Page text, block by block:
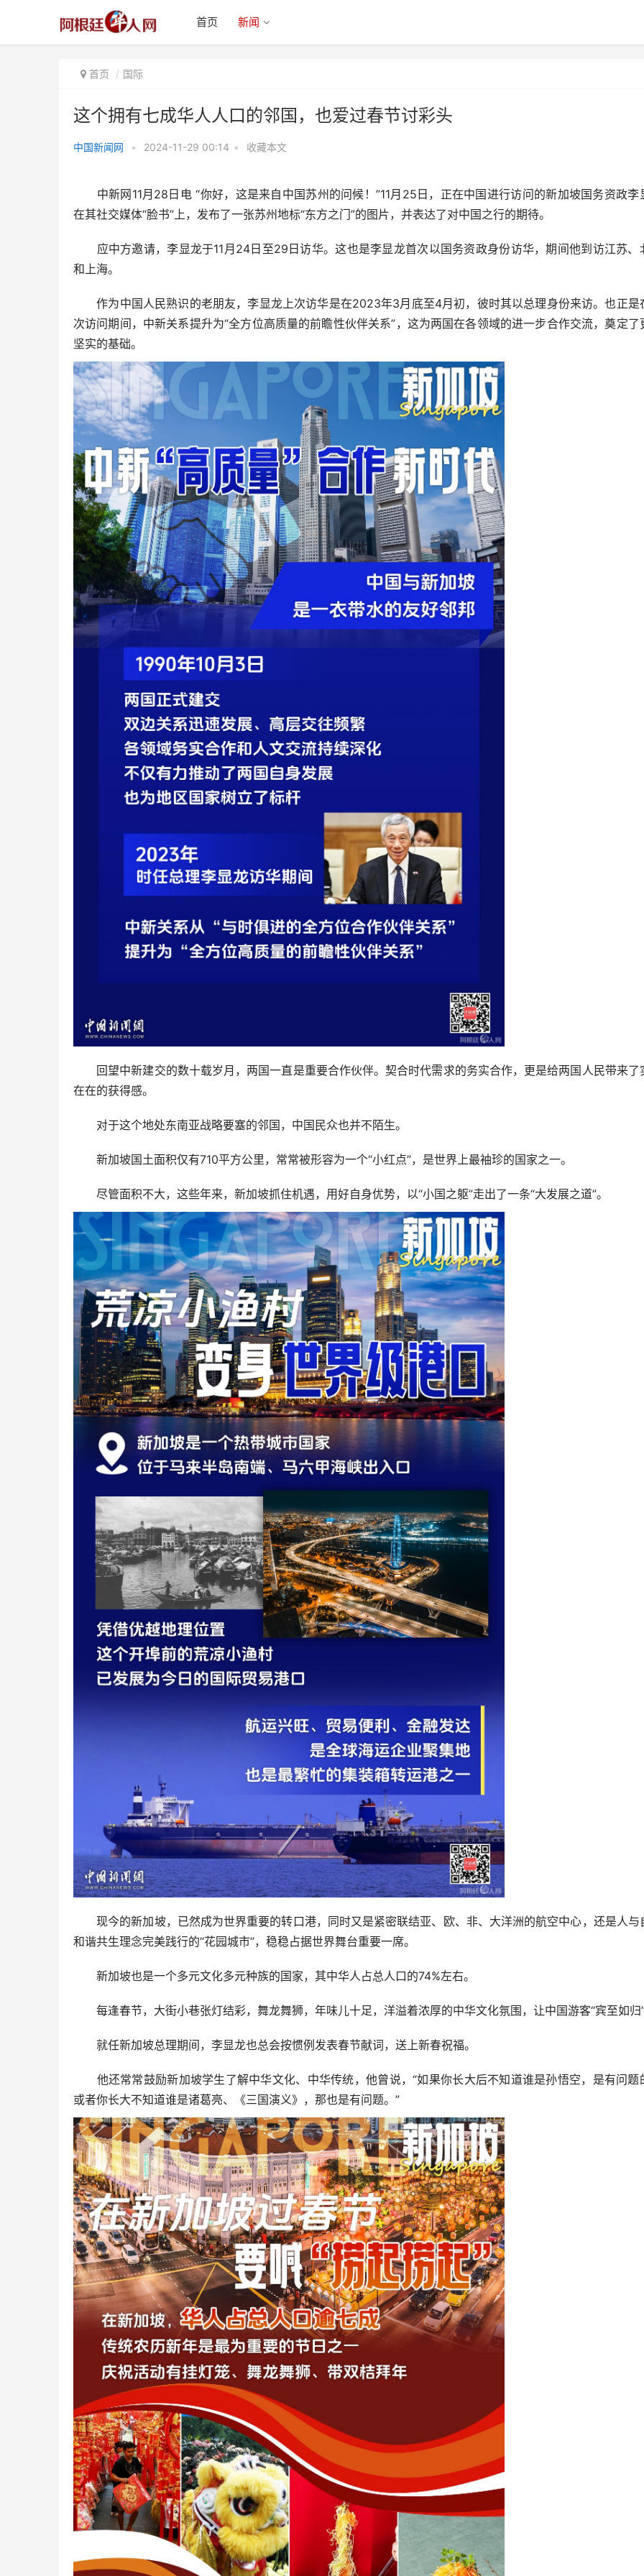
首页 新闻
首页 国际
这个拥有七成华人人口的邻国，也爱过春节讨彩头
中国新闻网 • 2024-11-29 00:14 • 收藏本文
中新网11月28日电 “你好，这是来自中国苏州的问候！”11月25日，正在中国进行访问的新加坡国务资政李
在其社交媒体“脸书”上，发布了一张苏州地标“东方之门”的图片，并表达了对中国之行的期待。
应中方邀请，李显龙于11月24日至29日访华。这也是李显龙首次以国务资政身份访华，期间他到访江苏、
和上海。
作为中国人民熟识的老朋友，李显龙上次访华是在2023年3月底至4月初，彼时其以总理身份来访。也正是
次访问期间，中新关系提升为“全方位高质量的前瞻性伙伴关系”，这为两国在各领域的进一步合作交流，奠定了
坚实的基础。
回望中新建交的数十载岁月，两国一直是重要合作伙伴。契合时代需求的务实合作，更是给两国人民带来了
在在的获得感。
对于这个地处东南亚战略要塞的邻国，中国民众也并不陌生。
新加坡国土面积仅有710平方公里，常常被形容为一个“小红点”，是世界上最袖珍的国家之一。
尽管面积不大，这些年来，新加坡抓住机遇，用好自身优势，以“小国之躯”走出了一条“大发展之道”。
现今的新加坡，已然成为世界重要的转口港，同时又是紧密联结亚、欧、非、大洋洲的航空中心，还是人与
和谐共生理念完美践行的“花园城市”，稳稳占据世界舞台重要一席。
新加坡也是一个多元文化多元种族的国家，其中华人占总人口的74%左右。
每逢春节，大街小巷张灯结彩，舞龙舞狮，年味儿十足，洋溢着浓厚的中华文化氛围，让中国游客“宾至如
就任新加坡总理期间，李显龙也总会按惯例发表春节献词，送上新春祝福。
他还常常鼓励新加坡学生了解中华文化、中华传统，他曾说，“如果你长大后不知道谁是孙悟空，是有问题
或者你长大不知道谁是诸葛亮、《三国演义》，那也是有问题。”
爱过春节讨彩头